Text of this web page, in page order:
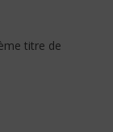
titre de